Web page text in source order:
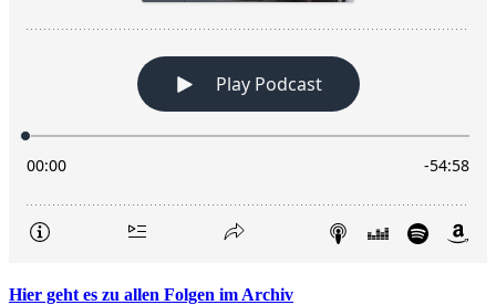
Hier geht es zu allen Folgen im Archiv